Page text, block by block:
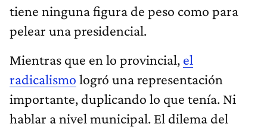
tiene ninguna figura de peso como para
pelear una presidencial.
Mientras que en lo provincial, el
radicalismo logró una representación
importante, duplicando lo que tenía. Ni
hablar a nivel municipal. El dilema del